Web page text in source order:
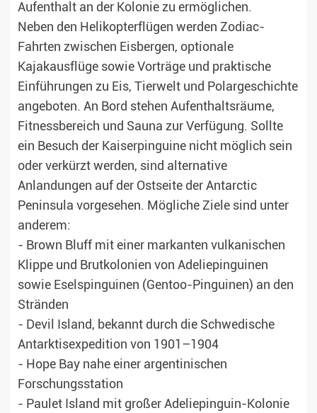
Aufenthalt an der Kolonie zu ermöglichen.
Neben den Helikopterflügen werden Zodiac-
Fahrten zwischen Eisbergen, optionale
Kajakausflüge sowie Vorträge und praktische
Einführungen zu Eis, Tierwelt und Polargeschichte
angeboten. An Bord stehen Aufenthaltsräume,
Fitnessbereich und Sauna zur Verfügung. Sollte
ein Besuch der Kaiserpinguine nicht möglich sein
oder verkürzt werden, sind alternative
Anlandungen auf der Ostseite der Antarctic
Peninsula vorgesehen. Mögliche Ziele sind unter
anderem:
- Brown Bluff mit einer markanten vulkanischen
Klippe und Brutkolonien von Adeliepinguinen
sowie Eselspinguinen (Gentoo-Pinguinen) an den
Stränden
- Devil Island, bekannt durch die Schwedische
Antarktisexpedition von 1901–1904
- Hope Bay nahe einer argentinischen
Forschungsstation
- Paulet Island mit großer Adeliepinguin-Kolonie